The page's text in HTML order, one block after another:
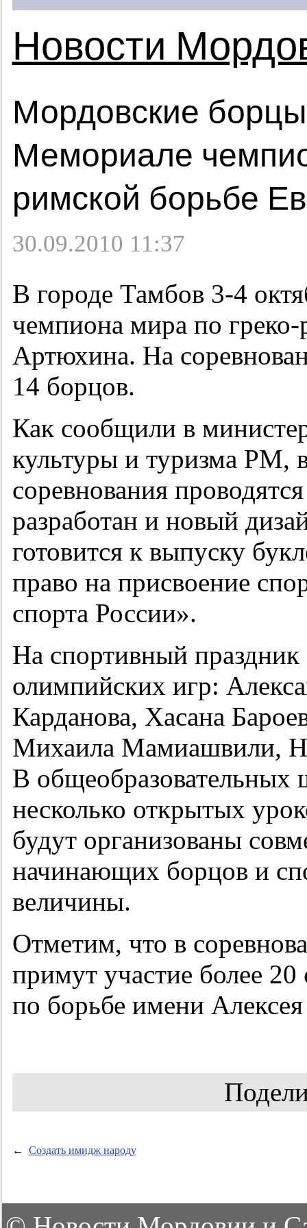
Новости
Мордовские
Мемориале
римской борьбе
30.09.2010 11:37
В городе Тамбов 3-4
чемпиона мира по
Артюхина. На
14 борцов.
Как сообщили в
культуры и туризма РМ,
соревнования
разработан и новый
готовится к выпуску
право на присвоение
спорта России».
На спортивный праздник
олимпийских игр:
Карданова, Хасана
Михаила Мамиашвили,
В общеобразовательных
несколько открытых
будут организованы
начинающих борцов и
величины.
Отметим, что в
примут участие более
по борьбе имени
← Создать имидж народу